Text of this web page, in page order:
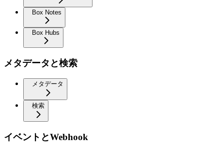
Box Notes
Box Hubs
メタデータと検索
メタデータ
検索
イベントとWebhook